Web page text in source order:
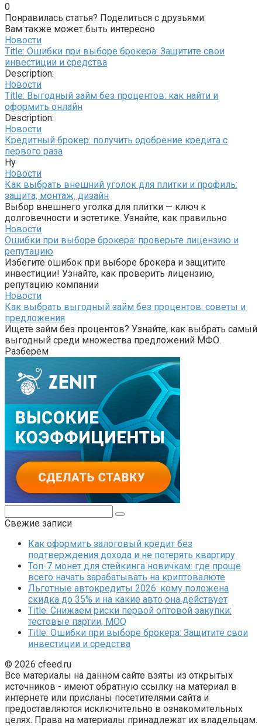
0
Понравилась статья? Поделиться с друзьями:
Вам также может быть интересно
Новости
Title: Ошибки при выборе брокера: Защитите свои
инвестиции и средства
Description:
Новости
Title: Выгодный займ без процентов: как найти и
оформить онлайн
Description:
Новости
Кредитный брокер: получить одобрение кредита с
первого раза
Ну
Новости
Как выбрать внешний уголок для плитки и профиль:
защита, монтаж, дизайн
Выбор внешнего уголка для плитки — ключ к
долговечности и эстетике. Узнайте, как правильно
Новости
Ошибки при выборе брокера: проверьте лицензию и
репутацию
Избегите ошибок при выборе брокера и защитите
инвестиции! Узнайте, как проверить лицензию,
репутацию компании
Новости
Как выбрать выгодный займ без процентов: советы и
предложения
Ищете займ без процентов? Узнайте, как выбрать самый
выгодный среди множества предложений МФО.
Разберем
Свежие записи
Как оформить залоговый кредит без
подтверждения дохода и не потерять квартиру
Топ-7 монет для стейкинга новичкам: где проще
всего начать зарабатывать на криптовалюте
Льготные автокредиты 2026: кому положена
скидка до 35% и на какие авто она действует
Title: Снижаем риски первой оптовой закупки:
тестовые партии, MOQ
Title: Ошибки при выборе брокера: Защитите свои
инвестиции и средства
© 2026 cfeed.ru
Все материалы на данном сайте взяты из открытых
источников - имеют обратную ссылку на материал в
интернете или присланы посетителями сайта и
предоставляются исключительно в ознакомительных
целях. Права на материалы принадлежат их владельцам.